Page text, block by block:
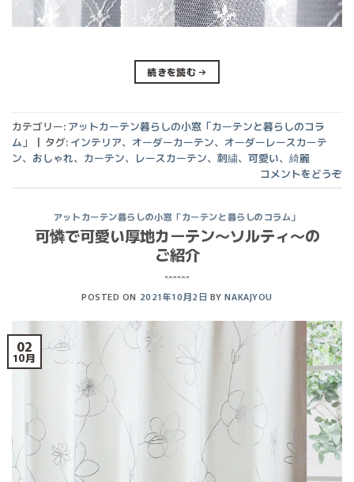
続きを読む→
カテゴリー: アットカーテン暮らしの小窓「カーテンと暮らしのコラ
ム」
| タグ: インテリア、 オーダーカーテン、 オーダーレースカーテ
ン、 おしゃれ、 カーテン、 レースカーテン、 刺繍、 可愛い、 綺麗
コメントをどうぞ
アットカーテン暮らしの小窓「カーテンと暮らしのコラム」
可憐で可愛い厚地カーテン〜ソルティ〜の
ご紹介
POSTED ON 2021年10月2日 BYNAKAJYOU
02
10月